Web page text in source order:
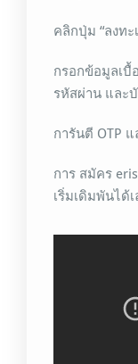
คลิกปุ่ม “ลงท
กรอกข้อมูลเบื้
รหัสผ่าน และ
การันตี OTP
การ สมัคร
เริ่มเดิมพันได้เ